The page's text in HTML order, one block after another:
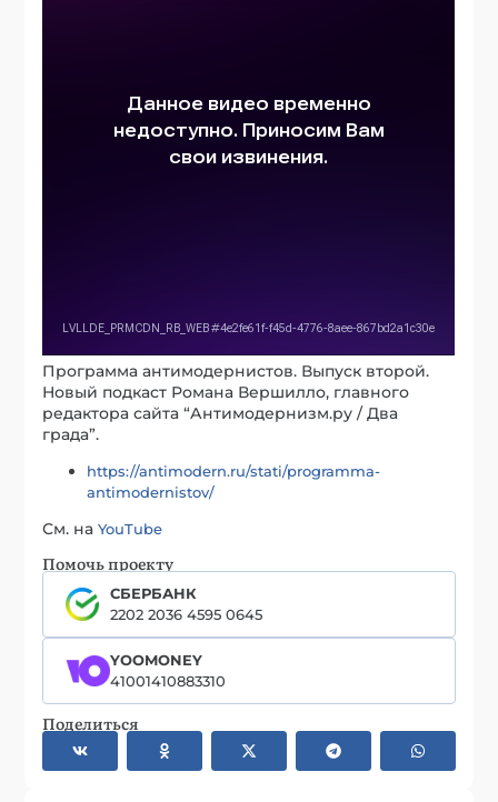
Программа антимодернистов. Выпуск второй.
Новый подкаст Романа Вершилло, главного
редактора сайта “Антимодернизм.ру / Два
града”.
https://antimodern.ru/stati/programma-
antimodernistov/
См. наYouTube
Помочь проекту
СБЕРБАНК
2202 2036 4595 0645
YOOMONEY
41001410883310
Поделиться